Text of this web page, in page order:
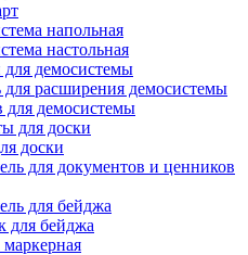
напольная
настольная
демосистемы
расширения демосистемы
демосистемы
для доски
доски
для документов и ценников
для бейджа
для бейджа